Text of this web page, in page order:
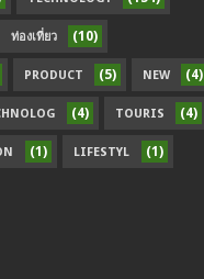
ท่องเที่ยว (10)
PRODUCT (5) NEW (4)
(4) TOURIS (4)
(1) LIFESTYL (1)